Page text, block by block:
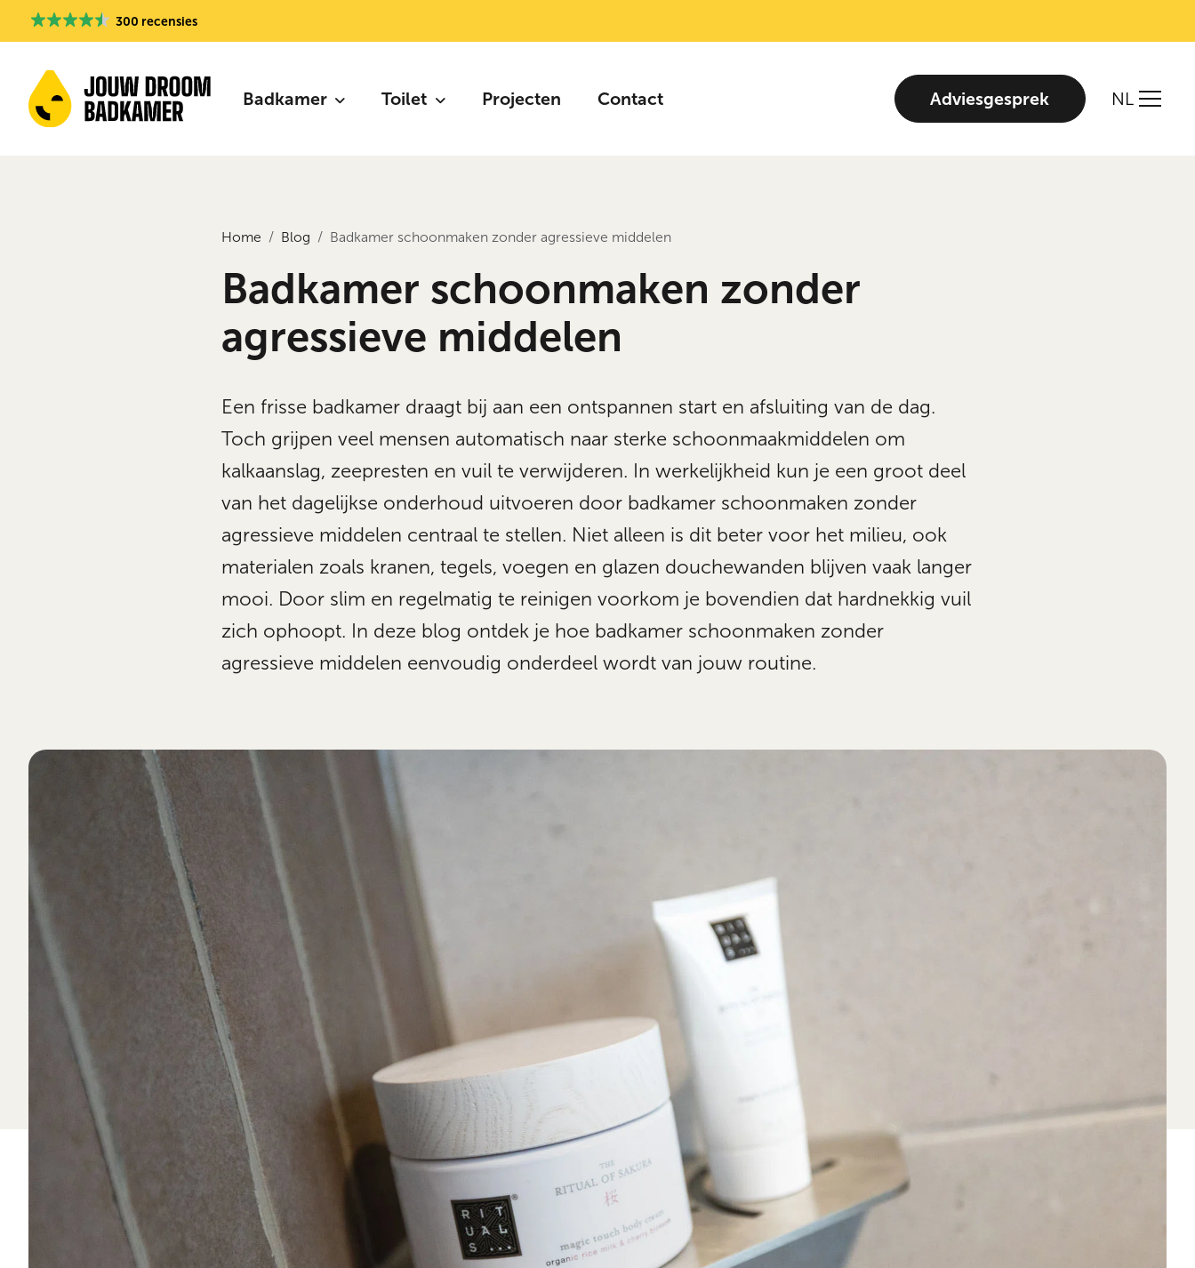
300 recensies
Badkamer Toilet Projecten Contact Adviesgesprek NL
Home Blog Badkamer schoonmaken zonder agressieve middelen
Badkamer schoonmaken zonder
agressieve middelen
Een frisse badkamer draagt bij aan een ontspannen start en afsluiting van de dag.
Toch grijpen veel mensen automatisch naar sterke schoonmaakmiddelen om
kalkaanslag, zeepresten en vuil te verwijderen. In werkelijkheid kun je een groot deel
van het dagelijkse onderhoud uitvoeren door badkamer schoonmaken zonder
agressieve middelen centraal te stellen. Niet alleen is dit beter voor het milieu, ook
materialen zoals kranen, tegels, voegen en glazen douchewanden blijven vaak langer
mooi. Door slim en regelmatig te reinigen voorkom je bovendien dat hardnekkig vuil
zich ophoopt. In deze blog ontdek je hoe badkamer schoonmaken zonder
agressieve middelen eenvoudig onderdeel wordt van jouw routine.